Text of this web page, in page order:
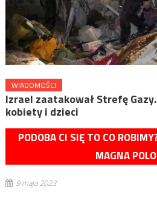
WIADOMOŚCI
Izrael zaatakował Strefę
kobiety i dzieci
PODOBA CI SIĘ TO CO
MAGNA
9 maja 2023